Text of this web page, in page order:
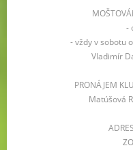
-
- vždy v sobotu
Vladimír
PRONÁJEM
Matúšová